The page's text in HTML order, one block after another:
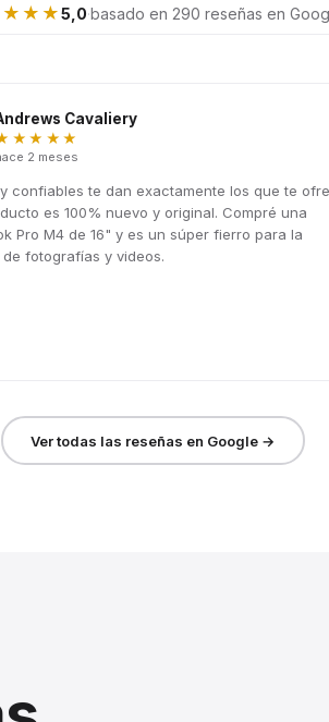
5,0·basado en 290 reseñas en
Cavaliery
2 meses
confiables te dan exactamente los que te
es 100% nuevo y original. Compré una
Pro M4 de 16" y es un súper fierro para la
fotografías y videos.
Ver todas las reseñas en Google →